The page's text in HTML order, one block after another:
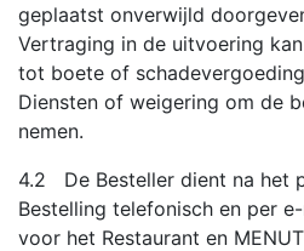
geplaatst onverwijld
Vertraging in de uitvoering
tot boete of
Diensten of weigering om de
nemen.
4.2 De Besteller dient na het
Bestelling telefonisch en per
voor het Restaurant en